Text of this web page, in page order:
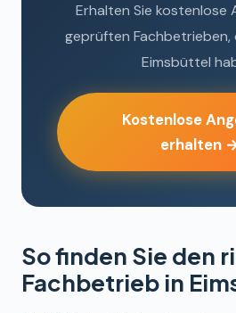
Erhalten Sie kostenlose
geprüften Fachbetrieben,
Eimsbüttel
Kostenlose
erhalten
So finden Sie den
Fachbetrieb in